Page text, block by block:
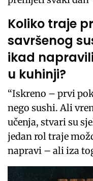
Koliko traje
savršenog
ikad
u kuhinji?
“Iskreno – prvi
nego sushi. Ali
učenja, stvari su
jedan rol traje
napravi – ali iza